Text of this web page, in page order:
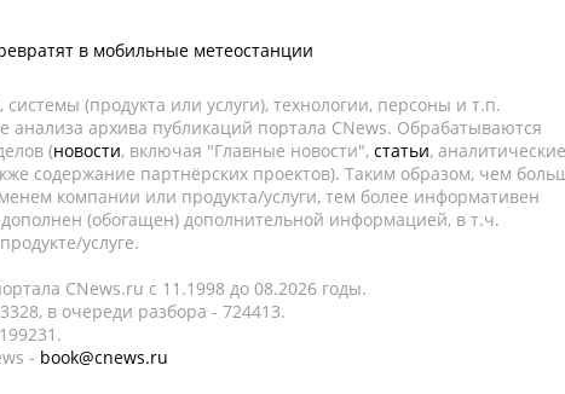
в мобильные метеостанции
(продукта или услуги), технологии, персоны и т.п.
анализа архива публикаций портала CNews. Обрабатываются
(новости, включая "Главные новости", статьи, аналитические
содержание партнёрских проектов). Таким образом, чем
компании или продукта/услуги, тем более информативен
(обогащен) дополнительной информацией, в т.ч.
услуге.
CNews.ru c 11.1998 до 08.2026 годы.
в очереди разбора - 724413.
- book@cnews.ru